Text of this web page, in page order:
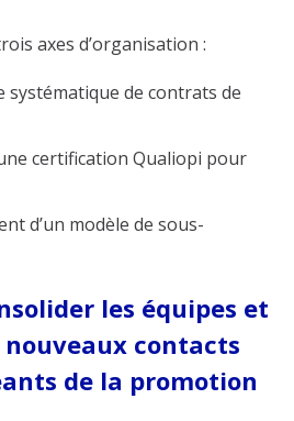
axes d’organisation :
systématique de contrats de
certification Qualiopi pour
d’un modèle de sous-
les équipes et
contacts
de la promotion